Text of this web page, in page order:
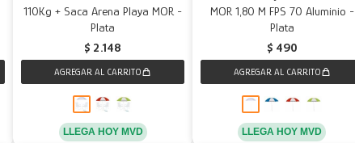
110Kg + Saca Arena Playa MOR -
Plata
$ 2.148
LLEGA HOY MVD
MOR 1,80 M FPS 70 Aluminio -
Plata
$ 490
LLEGA HOY MVD